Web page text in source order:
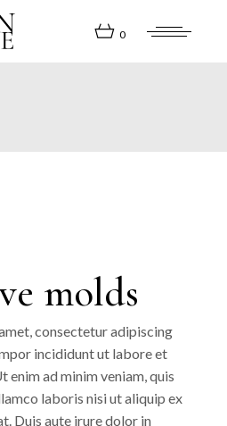
0
molds
consectetur adipiscing
incididunt ut labore et
enim ad minim veniam, quis
laboris nisi ut aliquip ex
Duis aute irure dolor in